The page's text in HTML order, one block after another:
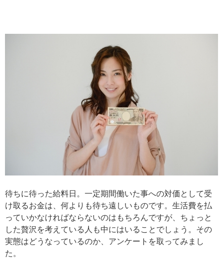
待ちに待った給料日。一定期間働いた事への対価として受
け取るお金は、何よりも待ち遠しいものです。生活費を払
っていかなければならないのはもちろんですが、ちょっと
した贅沢を考えている人も中にはいることでしょう。その
実態はどうなっているのか、アンケートを取ってみまし
た。